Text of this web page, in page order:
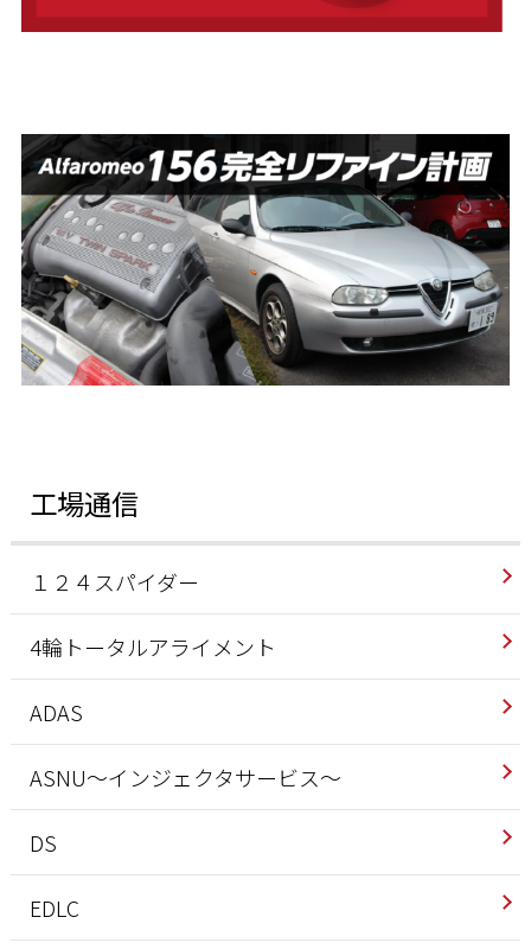
工場通信
１２４スパイダー
4輪トータルアライメント
ADAS
ASNU～インジェクタサービス～
DS
EDLC